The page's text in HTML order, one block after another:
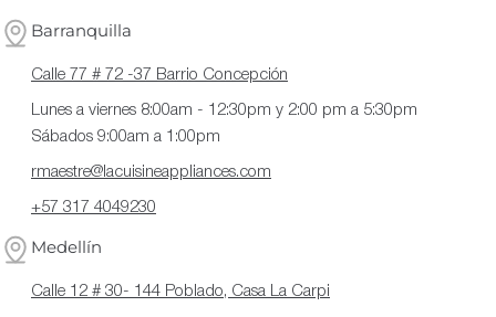
Barranquilla
Calle 77 # 72 -37 Barrio Concepción
Lunes a viernes 8:00am - 12:30pm y 2:00 pm a 5:30pm
Sábados 9:00am a 1:00pm
rmaestre@lacuisineappliances.com
+57 317 4049230
Medellín
Calle 12 # 30- 144 Poblado, Casa La Carpi